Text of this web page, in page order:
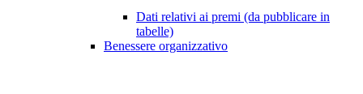
Dati relativi ai premi (da pubblicare in
tabelle)
Benessere organizzativo